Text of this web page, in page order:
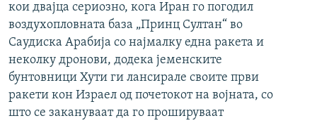
кои двајца сериозно, кога Иран го погодил
воздухопловната база „Принц Султан“ во
Саудиска Арабија со најмалку една ракета и
неколку дронови, додека јеменските
бунтовници Хути ги лансирале своите први
ракети кон Израел од почетокот на војната, со
што се закануваат да го прошируваат